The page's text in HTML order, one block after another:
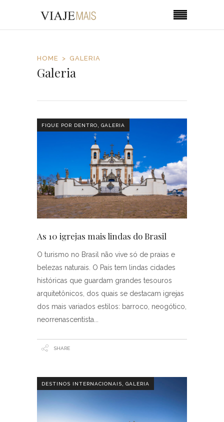
HOME GALERIA
Galeria
FIQUE POR DENTRO GALERIA
As 10 igrejas mais lindas do Brasil
O turismo no Brasil não vive só de praias e
belezas naturais. O País tem lindas cidades
históricas que guardam grandes tesouros
arquitetônicos, dos quais se destacam igrejas
dos mais variados estilos: barroco, neogótico,
neorrenascentista
SHARE
DESTINOS INTERNACIONAIS GALERIA